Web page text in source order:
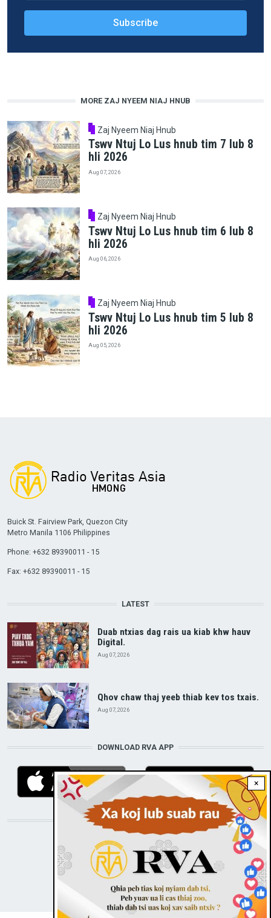
MORE ZAJ NYEEM NIAJ HNUB
Zaj Nyeem Niaj Hnub
Tswv Ntuj Lo Lus hnub tim 7 lub 8
hli 2026
Aug 07, 2026
Zaj Nyeem Niaj Hnub
Tswv Ntuj Lo Lus hnub tim 6 lub 8
hli 2026
Aug 06, 2026
Zaj Nyeem Niaj Hnub
Tswv Ntuj Lo Lus hnub tim 5 lub 8
hli 2026
Aug 05, 2026
×
Buick St. Fairview Park, Quezon City
Metro Manila 1106 Philippines
Phone: +632 89390011 - 15
Fax: +632 89390011 - 15
LATEST
Duab ntxias dag rais ua kiab khw hauv
Digital.
Aug 07, 2026
Qhov chaw thaj yeeb thiab kev tos txais.
Aug 07, 2026
DOWNLOAD RVA APP
STAY CONNECTED WITH US!